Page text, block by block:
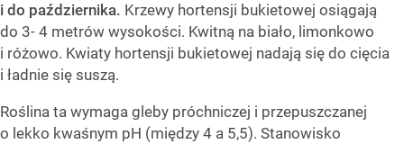
i do października. Krzewy hortensji bukietowej osiągają
do 3- 4 metrów wysokości. Kwitną na biało, limonkowo
i różowo. Kwiaty hortensji bukietowej nadają się do cięcia
i ładnie się suszą.
Roślina ta wymaga gleby próchniczej i przepuszczanej
o lekko kwaśnym pH (między 4 a 5,5). Stanowisko